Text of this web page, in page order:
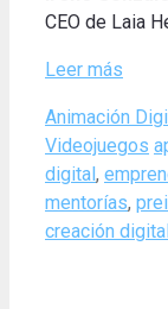
CEO de Laia
Leer más
Categories
Animación
Videojuegos
digital,
mentorías,
creación